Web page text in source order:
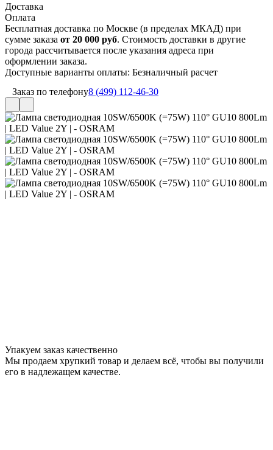
Доставка
Оплата
Бесплатная доставка по Москве (в пределах МКАД) при
сумме заказа от 20 000 руб. Стоимость доставки в другие
города рассчитывается после указания адреса при
оформлении заказа.
Доступные варианты оплаты: Безналичный расчет
Заказ по телефону8 (499) 112-46-30
Упакуем заказ качественно
Мы продаем хрупкий товар и делаем всё, чтобы вы получили
его в надлежащем качестве.